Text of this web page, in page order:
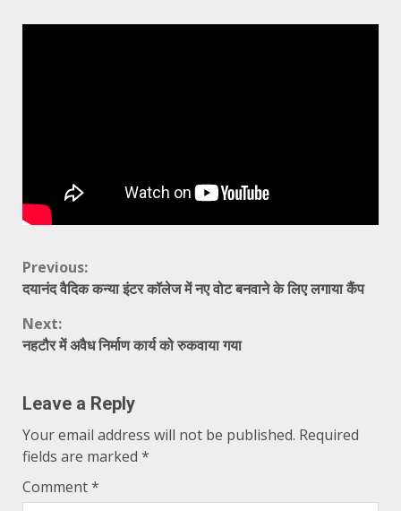
Continue
Previous:
दयानंद वैदिक कन्या इंटर कॉलेज में नए वोट बनवाने के लिए लगाया कैंप
Next:
नहटौर में अवैध निर्माण कार्य को रुकवाया गया
Leave a Reply
Your email address will not be published. Required
fields are marked *
Comment*